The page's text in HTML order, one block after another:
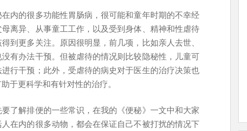
内的很多功能性胃肠病，很可能和童年时期的不幸经
离异、从事童工工作，以及受到身体、精神和性虐待
到更多关注。原因很明显，前几项，比如亲人去世、
有办法干预。但被虐待的情况则比较隐秘性，儿童可
行干预；此外，受虐待的病史对于医生的治疗决策也
于更科学和有针对性的治疗。
了解排便的一些常识，在我的《便秘》一文中和大家
在内的很多动物，都会在保证自己不被打扰的情况下